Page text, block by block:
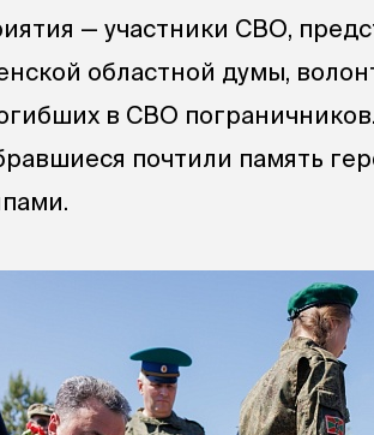
— участники СВО,
областной думы,
в СВО
почтили память